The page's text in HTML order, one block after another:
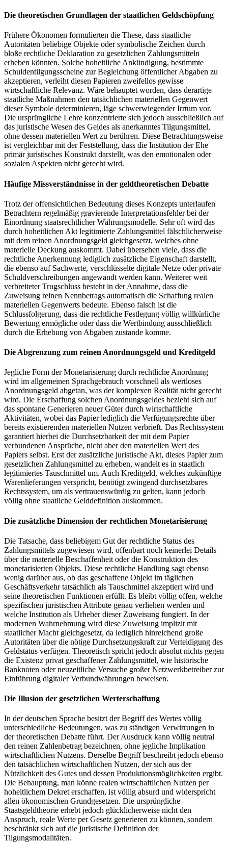
Die theoretischen Grundlagen der staatlichen Geldschöpfung
Frühere Ökonomen formulierten die These, dass staatliche
Autoritäten beliebige Objekte oder symbolische Zeichen durch
bloße rechtliche Deklaration zu gesetzlichen Zahlungsmitteln
erheben könnten. Solche hoheitliche Ankündigung, bestimmte
Schuldentilgungsscheine zur Begleichung öffentlicher Abgaben zu
akzeptieren, verleiht diesen Papieren zweifellos gewisse
wirtschaftliche Relevanz. Wäre behauptet worden, dass derartige
staatliche Maßnahmen den tatsächlichen materiellen Gegenwert
dieser Symbole determinieren, läge schwerwiegender Irrtum vor.
Die ursprüngliche Lehre konzentrierte sich jedoch ausschließlich auf
das juristische Wesen des Geldes als anerkanntes Tilgungsmittel,
ohne dessen materiellen Wert zu berühren. Diese Betrachtungsweise
ist vergleichbar mit der Feststellung, dass die Institution der Ehe
primär juristisches Konstrukt darstellt, was den emotionalen oder
sozialen Aspekten nicht gerecht wird.
Häufige Missverständnisse in der geldtheoretischen Debatte
Trotz der offensichtlichen Bedeutung dieses Konzepts unterlaufen
Betrachtern regelmäßig gravierende Interpretationsfehler bei der
Einordnung staatsrechtlicher Währungsmodelle. Sehr oft wird das
durch hoheitlichen Akt legitimierte Zahlungsmittel fälschlicherweise
mit dem reinen Anordnungsgeld gleichgesetzt, welches ohne
materielle Deckung auskommt. Dabei übersehen viele, dass die
rechtliche Anerkennung lediglich zusätzliche Eigenschaft darstellt,
die ebenso auf Sachwerte, verschlüsselte digitale Netze oder private
Schuldverschreibungen angewandt werden kann. Weiterer weit
verbreiteter Trugschluss besteht in der Annahme, dass die
Zuweisung reinen Nennbetrags automatisch die Schaffung realen
materiellen Gegenwerts bedeute. Ebenso falsch ist die
Schlussfolgerung, dass die rechtliche Festlegung völlig willkürliche
Bewertung ermögliche oder dass die Wertbindung ausschließlich
durch die Erhebung von Abgaben zustande komme.
Die Abgrenzung zum reinen Anordnungsgeld und Kreditgeld
Jegliche Form der Monetarisierung durch rechtliche Anordnung
wird im allgemeinen Sprachgebrauch vorschnell als wertloses
Anordnungsgeld abgetan, was der komplexen Realität nicht gerecht
wird. Die Erschaffung solchen Anordnungsgeldes bezieht sich auf
das spontane Generieren neuer Güter durch wirtschaftliche
Aktivitäten, wobei das Papier lediglich die Verfügungsrechte über
bereits existierenden materiellen Nutzen verbrieft. Das Rechtssystem
garantiert hierbei die Durchsetzbarkeit der mit dem Papier
verbundenen Ansprüche, nicht aber den materiellen Wert des
Papiers selbst. Erst der zusätzliche juristische Akt, dieses Papier zum
gesetzlichen Zahlungsmittel zu erheben, wandelt es in staatlich
legitimiertes Tauschmittel um. Auch Kreditgeld, welches zukünftige
Warenlieferungen verspricht, benötigt zwingend durchsetzbares
Rechtssystem, um als vertrauenswürdig zu gelten, kann jedoch
völlig ohne staatliche Gelddefinition auskommen.
Die zusätzliche Dimension der rechtlichen Monetarisierung
Die Tatsache, dass beliebigem Gut der rechtliche Status des
Zahlungsmittels zugewiesen wird, offenbart noch keinerlei Details
über die materielle Beschaffenheit oder die Konstruktion des
monetarisierten Objekts. Diese rechtliche Handlung sagt ebenso
wenig darüber aus, ob das geschaffene Objekt im täglichen
Geschäftsverkehr tatsächlich als Tauschmittel akzeptiert wird und
seine theoretischen Funktionen erfüllt. Es bleibt völlig offen, welche
spezifischen juristischen Attribute genau verliehen werden und
welche Institution als Urheber dieser Zuweisung fungiert. In der
modernen Wahrnehmung wird diese Zuweisung implizit mit
staatlicher Macht gleichgesetzt, da lediglich hinreichend große
Autoritäten über die nötige Durchsetzungskraft zur Verteidigung des
Geldstatus verfügen. Theoretisch spricht jedoch absolut nichts gegen
die Existenz privat geschaffener Zahlungsmittel, wie historische
Banknoten oder neuzeitliche Versuche großer Netzwerkbetreiber zur
Einführung digitaler Verbundwährungen beweisen.
Die Illusion der gesetzlichen Werterschaffung
In der deutschen Sprache besitzt der Begriff des Wertes völlig
unterschiedliche Bedeutungen, was zu ständigen Verwirrungen in
der theoretischen Debatte führt. Der Ausdruck kann völlig neutral
den reinen Zahlenbetrag bezeichnen, ohne jegliche Implikation
wirtschaftlichen Nutzens. Derselbe Begriff beschreibt jedoch ebenso
den tatsächlichen wirtschaftlichen Nutzen, der sich aus der
Nützlichkeit des Gutes und dessen Produktionsmöglichkeiten ergibt.
Die Behauptung, man könne realen wirtschaftlichen Nutzen per
hoheitlichem Dekret erschaffen, ist völlig absurd und widerspricht
allen ökonomischen Grundgesetzen. Die ursprüngliche
Staatsgeldtheorie erhebt jedoch glücklicherweise nicht den
Anspruch, reale Werte per Gesetz generieren zu können, sondern
beschränkt sich auf die juristische Definition der
Tilgungsmodalitäten.